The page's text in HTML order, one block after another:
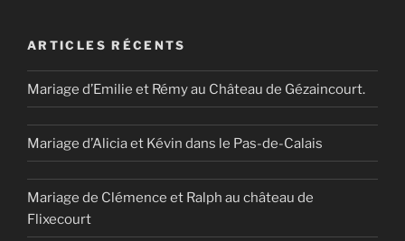
ARTICLES RÉCENTS
Mariage d’Emilie et Rémy au Château de Gézaincourt.
Mariage d’Alicia et Kévin dans le Pas-de-Calais
Mariage de Clémence et Ralph au château de
Flixecourt